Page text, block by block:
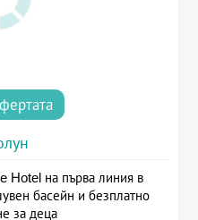
Hotel на първа линия в
басейн и безплатно
за деца